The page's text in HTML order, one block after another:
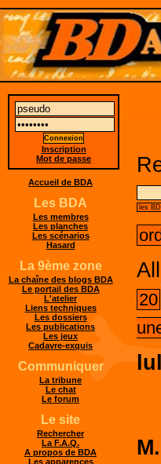
les
20
Inscription
Mot de passe
Accueil de BDA
Les BDA
Les membres
Les planches
Les scénarios
Hasard
La 9ème zone
La chaîne des blogs BDA
Le portail des BDA
L'atelier
Liens techniques
Les dossiers
Les publications
Les jeux
Cadavre-exquis
Communiquer
La tribune
Le chat
Le forum
Le site
Rechercher
La F.A.Q.
A propos de BDA
Les apparences